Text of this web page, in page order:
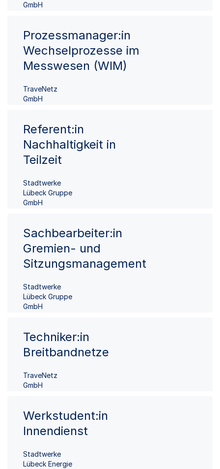
GmbH
Prozessmanager:in
Wechselprozesse im
Messwesen (WIM)
TraveNetz
GmbH
Referent:in
Nachhaltigkeit in
Teilzeit
Stadtwerke
Lübeck Gruppe
GmbH
Sachbearbeiter:in
Gremien- und
Sitzungsmanagement
Stadtwerke
Lübeck Gruppe
GmbH
Techniker:in
Breitbandnetze
TraveNetz
GmbH
Werkstudent:in
Innendienst
Stadtwerke
Lübeck Energie